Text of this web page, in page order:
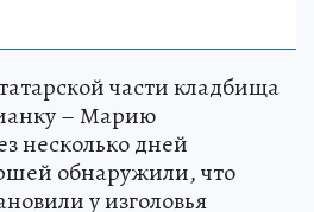
части кладбища
– Марию
несколько дней
обнаружили, что
у изголовья